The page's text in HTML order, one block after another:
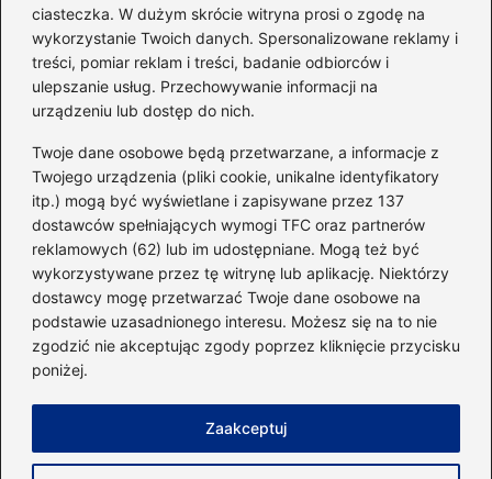
ciasteczka. W dużym skrócie witryna prosi o zgodę na
wykorzystanie Twoich danych. Spersonalizowane reklamy i
treści, pomiar reklam i treści, badanie odbiorców i
ulepszanie usług. Przechowywanie informacji na
urządzeniu lub dostęp do nich.
Twoje dane osobowe będą przetwarzane, a informacje z
Twojego urządzenia (pliki cookie, unikalne identyfikatory
itp.) mogą być wyświetlane i zapisywane przez 137
dostawców spełniających wymogi TFC oraz partnerów
reklamowych (62) lub im udostępniane. Mogą też być
wykorzystywane przez tę witrynę lub aplikację. Niektórzy
dostawcy mogę przetwarzać Twoje dane osobowe na
podstawie uzasadnionego interesu. Możesz się na to nie
zgodzić nie akceptując zgody poprzez kliknięcie przycisku
poniżej.
Zaakceptuj
Idealny garnitur: jak dobrać
go do swojej sylwetki?
Kategorie
Dieta i kalorie(221)
Fitness(236)
Siłownia(101)
Sport(60)
Sprzęt i akcesoria(25)
Suplementy(38)